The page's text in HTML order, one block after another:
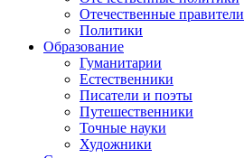
Отечественные правители
Политики
Образование
Гуманитарии
Естественники
Писатели и поэты
Путешественники
Точные науки
Художники